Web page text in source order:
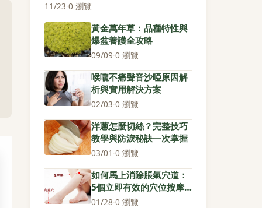
11/23·0 瀏覽
黃金萬年草：品種特性與
爆盆養護全攻略
09/09·0 瀏覽
喉嚨不痛聲音沙啞原因解
析與實用解決方案
02/03·0 瀏覽
洋蔥怎麼切絲？完整技巧
教學與防淚秘訣一次掌握
03/01 ·0 瀏覽
如何馬上消除脹氣穴道：
5個立即有效的穴位按摩
技巧
01/28·0 瀏覽